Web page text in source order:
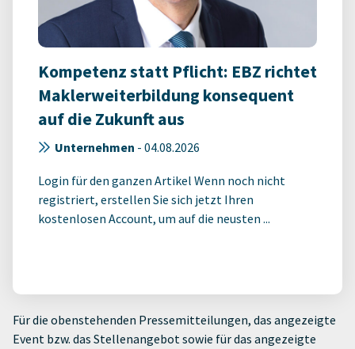
Kompetenz statt Pflicht: EBZ richtet
Maklerweiterbildung konsequent
auf die Zukunft aus
Unternehmen - 04.08.2026
Login für den ganzen Artikel Wenn noch nicht
registriert, erstellen Sie sich jetzt Ihren
kostenlosen Account, um auf die neusten ...
Für die obenstehenden Pressemitteilungen, das angezeigte
Event bzw. das Stellenangebot sowie für das angezeigte